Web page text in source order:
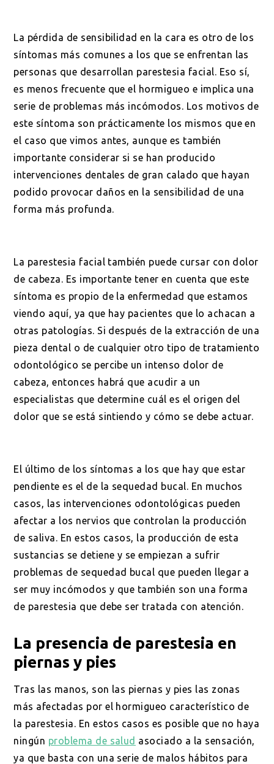
La pérdida de sensibilidad en la cara es otro de los
síntomas más comunes a los que se enfrentan las
personas que desarrollan parestesia facial. Eso sí,
es menos frecuente que el hormigueo e implica una
serie de problemas más incómodos. Los motivos de
este síntoma son prácticamente los mismos que en
el caso que vimos antes, aunque es también
importante considerar si se han producido
intervenciones dentales de gran calado que hayan
podido provocar daños en la sensibilidad de una
forma más profunda.
La parestesia facial también puede cursar con dolor
de cabeza. Es importante tener en cuenta que este
síntoma es propio de la enfermedad que estamos
viendo aquí, ya que hay pacientes que lo achacan a
otras patologías. Si después de la extracción de una
pieza dental o de cualquier otro tipo de tratamiento
odontológico se percibe un intenso dolor de
cabeza, entonces habrá que acudir a un
especialistas que determine cuál es el origen del
dolor que se está sintiendo y cómo se debe actuar.
El último de los síntomas a los que hay que estar
pendiente es el de la sequedad bucal. En muchos
casos, las intervenciones odontológicas pueden
afectar a los nervios que controlan la producción
de saliva. En estos casos, la producción de esta
sustancias se detiene y se empiezan a sufrir
problemas de sequedad bucal que pueden llegar a
ser muy incómodos y que también son una forma
de parestesia que debe ser tratada con atención.
La presencia de parestesia en
piernas y pies
Tras las manos, son las piernas y pies las zonas
más afectadas por el hormigueo característico de
la parestesia. En estos casos es posible que no haya
ningún problema de salud asociado a la sensación,
ya que basta con una serie de malos hábitos para